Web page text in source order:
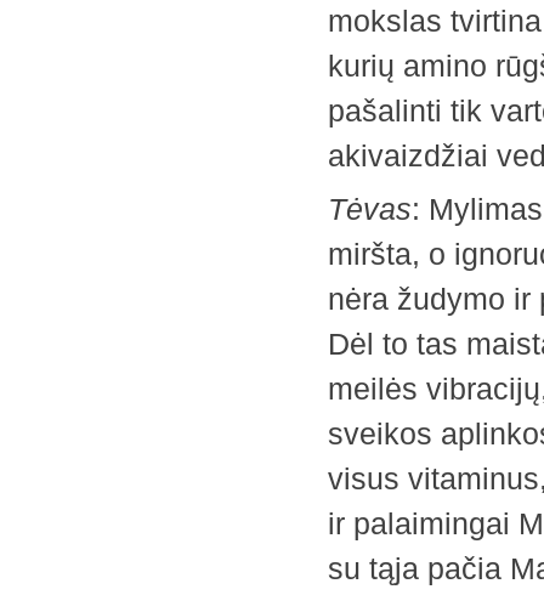
mokslas
kurių amino
pašalinti tik
akivaizdžiai
Tėvas:
miršta, o
nėra žudymo ir
Dėl to tas
meilės
sveikos
visus
ir palaimingai
su tąja pačia